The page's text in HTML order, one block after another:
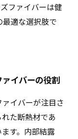
ファイバーは健
適な選択肢で
イバーの役割
イバーが注目さ
た断熱材であ
す。内部結露